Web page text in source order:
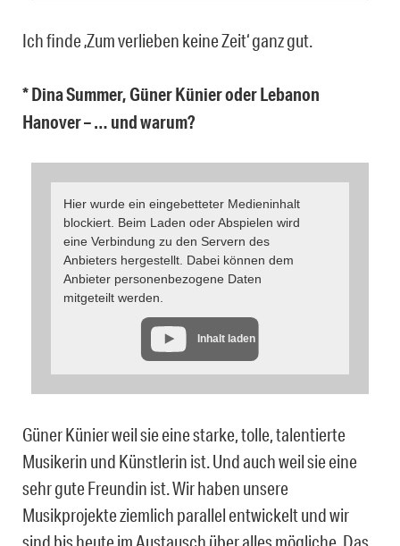
Ich finde ‚Zum verlieben keine Zeit‘ ganz gut.
* Dina Summer, Güner Künier oder Lebanon
Hanover – … und warum?
Hier wurde ein eingebetteter Medieninhalt
blockiert. Beim Laden oder Abspielen wird
eine Verbindung zu den Servern des
Anbieters hergestellt. Dabei können dem
Anbieter personenbezogene Daten
mitgeteilt werden.
Inhalt laden
Güner Künier weil sie eine starke, tolle, talentierte
Musikerin und Künstlerin ist. Und auch weil sie eine
sehr gute Freundin ist. Wir haben unsere
Musikprojekte ziemlich parallel entwickelt und wir
sind bis heute im Austausch über alles mögliche. Das